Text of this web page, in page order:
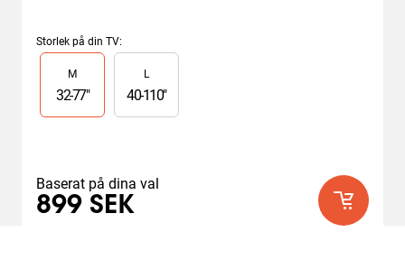
Storlek på din TV:
Slide 1 of 2
M
32-77"
L
40-110"
Baserat på dina val
899 SEK